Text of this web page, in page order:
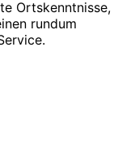
Ortskenntnisse,
rundum